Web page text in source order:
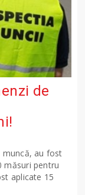
de
muncă, au fost
măsuri pentru
aplicate 15